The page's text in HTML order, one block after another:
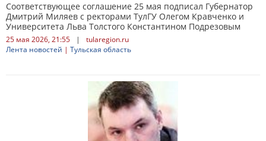
Соответствующее соглашение 25 мая подписал Губернатор
Дмитрий Миляев с ректорами ТулГУ Олегом Кравченко и
Университета Льва Толстого Константином Подрезовым
25 мая 2026, 21:55 |
tularegion.ru
Лента новостей | Тульская область